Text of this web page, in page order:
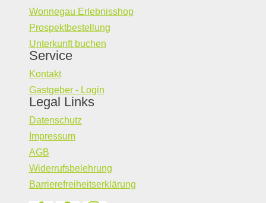
Wonnegau Erlebnisshop
Prospektbestellung
Unterkunft buchen
Service
Kontakt
Gastgeber - Login
Legal Links
Datenschutz
Impressum
AGB
Widerrufsbelehrung
Barrierefreiheitserklärung